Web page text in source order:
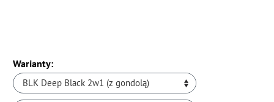
Warianty:
BLK Deep Black 2w1 (z gondolą)